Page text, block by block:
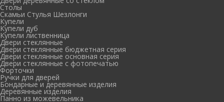
Столы
Скамьи Стулья Шезлонги
Купели
Купели дуб
Купели лиственница
Двери стеклянные
Двери стеклянные бюджетная серия
Двери стеклянные основная серия
Двери стеклянные с фотопечатью
Форточки
Ручки для дверей
Бондарные и деревянные изделия
Деревянные изделия
Панно из можевельника